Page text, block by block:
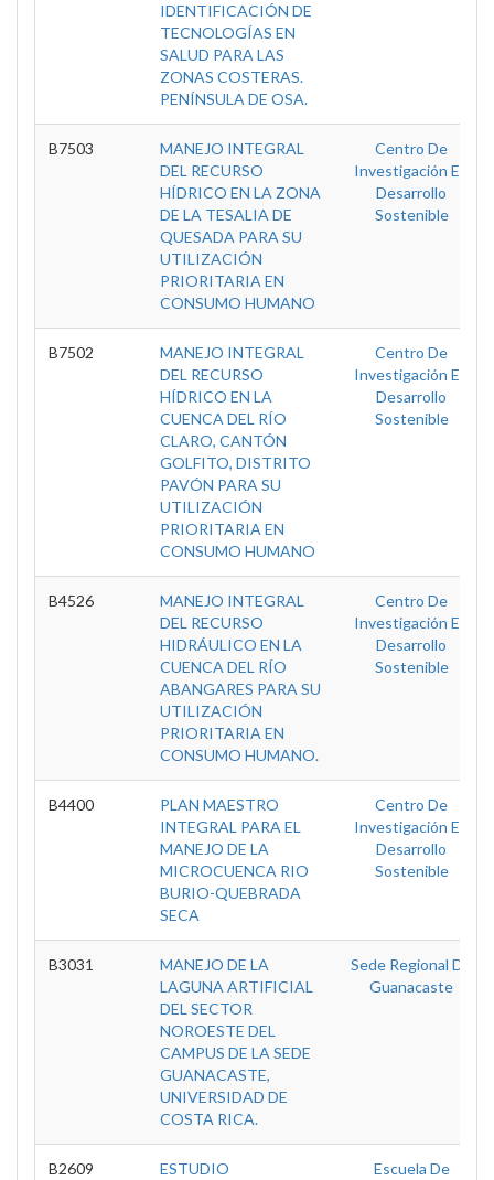
IDENTIFICACIÓN DE
TECNOLOGÍAS EN
SALUD PARA LAS
ZONAS COSTERAS.
PENÍNSULA DE OSA.
B7503
MANEJO INTEGRAL
DEL RECURSO
HÍDRICO EN LA ZONA
DE LA TESALIA DE
QUESADA PARA SU
UTILIZACIÓN
PRIORITARIA EN
CONSUMO HUMANO
Centro De
Investigación En
Desarrollo
Sostenible
B7502
MANEJO INTEGRAL
DEL RECURSO
HÍDRICO EN LA
CUENCA DEL RÍO
CLARO, CANTÓN
GOLFITO, DISTRITO
PAVÓN PARA SU
UTILIZACIÓN
PRIORITARIA EN
CONSUMO HUMANO
Centro De
Investigación En
Desarrollo
Sostenible
B4526
MANEJO INTEGRAL
DEL RECURSO
HIDRÁULICO EN LA
CUENCA DEL RÍO
ABANGARES PARA SU
UTILIZACIÓN
PRIORITARIA EN
CONSUMO HUMANO.
Centro De
Investigación En
Desarrollo
Sostenible
B4400
PLAN MAESTRO
INTEGRAL PARA EL
MANEJO DE LA
MICROCUENCA RIO
BURIO-QUEBRADA
SECA
Centro De
Investigación En
Desarrollo
Sostenible
B3031
MANEJO DE LA
LAGUNA ARTIFICIAL
DEL SECTOR
NOROESTE DEL
CAMPUS DE LA SEDE
GUANACASTE,
UNIVERSIDAD DE
COSTA RICA.
Sede Regional De
Guanacaste
B2609
ESTUDIO
Escuela De